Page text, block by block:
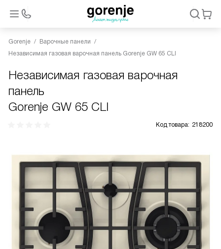
Gorenje
Варочные панели
Независимая газовая варочная панель Gorenje GW 65 CLI
Независимая газовая варочная
панель
Gorenje GW 65 CLI
Код товара: 218200